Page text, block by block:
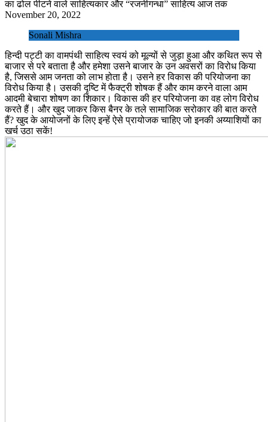
का ढोल पीटने वाले साहित्यकार और “रजनीगन्धा” साहित्य आज तक
November 20, 2022
Sonali Mishra
हिन्दी पट्टी का वामपंथी साहित्य स्वयं को मूल्यों से जुड़ा हुआ और कथित रूप से
बाजार से परे बताता है और हमेशा उसने बाजार के उन अवसरों का विरोध किया
है, जिससे आम जनता को लाभ होता है। उसने हर विकास की परियोजना का
विरोध किया है। उसकी दृष्टि में फैक्ट्री शोषक हैं और काम करने वाला आम
आदमी बेचारा शोषण का शिकार। विकास की हर परियोजना का वह लोग विरोध
करते हैं। और खुद जाकर किस बैनर के तले सामाजिक सरोकार की बात करते
हैं? खुद के आयोजनों के लिए इन्हें ऐसे प्रायोजक चाहिए जो इनकी अय्याशियों का
खर्च उठा सकें!